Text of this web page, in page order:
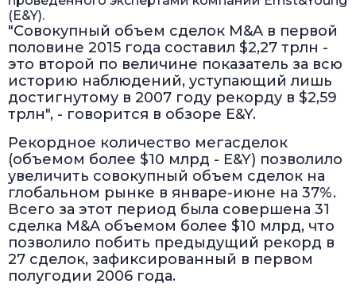
(E&Y).
"Совокупный объем сделок M&A в первой
половине 2015 года составил $2,27 трлн -
это второй по величине показатель за всю
историю наблюдений, уступающий лишь
достигнутому в 2007 году рекорду в $2,59
трлн", - говорится в обзоре E&Y.
Рекордное количество мегасделок
(объемом более $10 млрд - E&Y) позволило
увеличить совокупный объем сделок на
глобальном рынке в январе-июне на 37%.
Всего за этот период была совершена 31
сделка M&A объемом более $10 млрд, что
позволило побить предыдущий рекорд в
27 сделок, зафиксированный в первом
полугодии 2006 года.